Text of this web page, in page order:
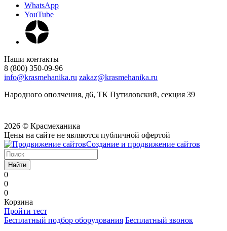
WhatsApp
YouTube
Наши контакты
8 (800) 350-09-96
info@krasmehanika.ru zakaz@krasmehanika.ru
Народного ополчения, д6, ТК Путиловский, секция 39
2026 © Красмеханика
Цены на сайте не являются публичной офертой
Создание и продвижение сайтов
Найти
0
0
0
Корзина
Пройти тест
Бесплатный подбор оборудования Бесплатный звонок